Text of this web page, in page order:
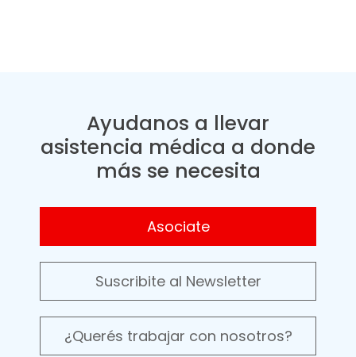
Ayudanos a llevar
asistencia médica a donde
más se necesita
Asociate
Suscribite al Newsletter
¿Querés trabajar con nosotros?